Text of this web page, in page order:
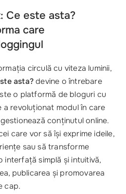
Ce este asta?
care
circulă cu viteza luminii,
asta?devine o întrebare
o platformă de bloguri cu
a revoluționat modul în care
conținutul online.
care vor să își exprime ideile,
sau să transforme
interfață simplă și intuitivă,
publicarea și promovarea
cap.